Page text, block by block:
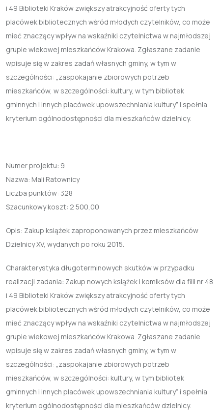
i 49 Biblioteki Kraków zwiększy atrakcyjność oferty tych
placówek bibliotecznych wśród młodych czytelników, co może
mieć znaczący wpływ na wskaźniki czytelnictwa w najmłodszej
grupie wiekowej mieszkańców Krakowa. Zgłaszane zadanie
wpisuje się w zakres zadań własnych gminy, w tym w
szczególności: „zaspokajanie zbiorowych potrzeb
mieszkańców, w szczególności: kultury, w tym bibliotek
gminnych i innych placówek upowszechniania kultury” i spełnia
kryterium ogólnodostępności dla mieszkańców dzielnicy.
Numer projektu: 9
Nazwa: Mali Ratownicy
Liczba punktów: 328
Szacunkowy koszt: 2 500,00
Opis: Zakup książek zaproponowanych przez mieszkańców
Dzielnicy XV, wydanych po roku 2015.
Charakterystyka długoterminowych skutków w przypadku
realizacji zadania: Zakup nowych książek i komiksów dla filii nr 48
i 49 Biblioteki Kraków zwiększy atrakcyjność oferty tych
placówek bibliotecznych wśród młodych czytelników, co może
mieć znaczący wpływ na wskaźniki czytelnictwa w najmłodszej
grupie wiekowej mieszkańców Krakowa. Zgłaszane zadanie
wpisuje się w zakres zadań własnych gminy, w tym w
szczególności: „zaspokajanie zbiorowych potrzeb
mieszkańców, w szczególności: kultury, w tym bibliotek
gminnych i innych placówek upowszechniania kultury” i spełnia
kryterium ogólnodostępności dla mieszkańców dzielnicy.